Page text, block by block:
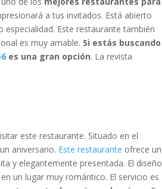
a tus invitados. Está abierto
Este restaurante también
es muy amable. Si estás buscando
es una gran opción. La revista
este restaurante. Situado en el
aniversario. Este restaurante ofrece un
y elegantemente presentada. El diseño
un lugar muy romántico. El servicio es